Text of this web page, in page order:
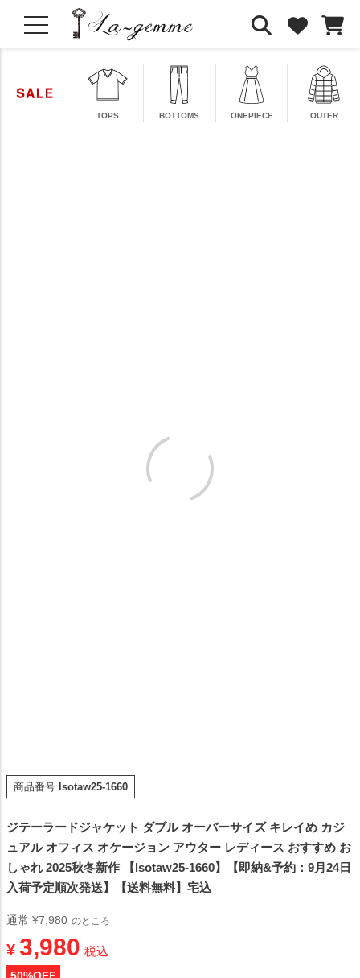
TOPS BOTTOMS ONEPIECE OUTER
商品番号 lsotaw25-1660
ジテーラードジャケット ダブル オーバーサイズ キレイめ カジ
ュアル オフィス オケージョン アウター レディース おすすめ お
しゃれ 2025秋冬新作 【lsotaw25-1660】【即納&予約：9月24日
入荷予定順次発送】【送料無料】宅込
通常 ¥7,980 のところ
¥ 3,980 税込